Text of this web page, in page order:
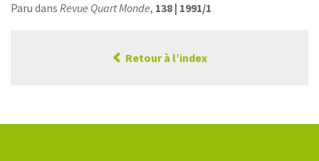
Paru dans Revue Quart Monde, 138 | 1991/1
Retour à l’index